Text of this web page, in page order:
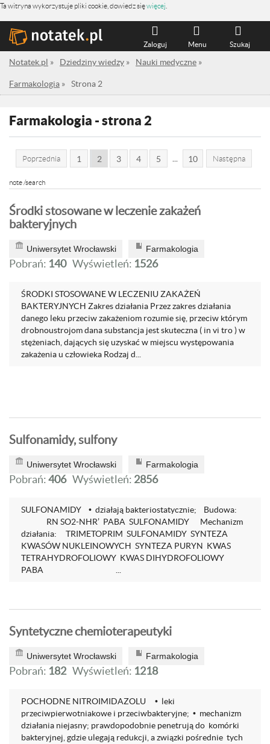
Ta witryna wykorzystuje pliki cookie, dowiedz sięwięcej
Szukaj
Menu
Zaloguj
Notatek.pl » Dziedziny wiedzy » Nauki medyczne »
Farmakologia » Strona 2
Farmakologia - strona 2
Poprzednia 1 2 3 4 5 10 Następna
note /search
Środki stosowane w leczenie zakażeń
bakteryjnych
Uniwersytet Wrocławski Farmakologia
Pobrań: 140 Wyświetleń: 1526
ŚRODKI STOSOWANE W LECZENIU ZAKAŻEŃ
BAKTERYJNYCH Zakres działania Przez zakres działania
danego leku przeciw zakażeniom rozumie się, przeciw którym
drobnoustrojom dana substancja jest skuteczna ( in vi tro ) w
stężeniach, dających się uzyskać w miejscu występowania
zakażenia u człowieka Rodzaj d...
Sulfonamidy, sulfony
Uniwersytet Wrocławski Farmakologia
Pobrań:406 Wyświetleń: 2856
SULFONAMIDY • działają bakteriostatycznie; Budowa:
RN SO2-NHR’ PABA SULFONAMIDY Mechanizm
działania: TRIMETOPRIM SULFONAMIDY SYNTEZA
KWASÓW NUKLEINOWYCH SYNTEZA PURYN KWAS
TETRAHYDROFOLIOWY KWAS DIHYDROFOLIOWY
PABA ...
Syntetyczne chemioterapeutyki
Uniwersytet Wrocławski Farmakologia
Pobrań: 182 Wyświetleń: 1218
POCHODNE NITROIMIDAZOLU • leki
przeciwpierwotniakowe i przeciwbakteryjne; • mechanizm
działania niejasny; prawdopodobnie penetrują do komórki
bakteryjnej, gdzie ulegają redukcji, a związki pośrednie tych